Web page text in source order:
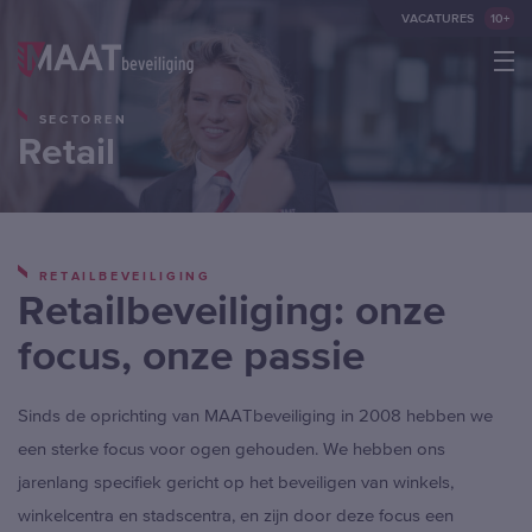
VACATURES 10+
Winkelbeveiliging
Recherche- en fraude onderzoek
MAAT Services
Onderwijs
Kantoren
SECTOREN
Retail
RETAILBEVEILIGING
Retailbeveiliging: onze
focus, onze passie
Sinds de oprichting van MAATbeveiliging in 2008 hebben we
een sterke focus voor ogen gehouden. We hebben ons
jarenlang specifiek gericht op het beveiligen van winkels,
winkelcentra en stadscentra, en zijn door deze focus een